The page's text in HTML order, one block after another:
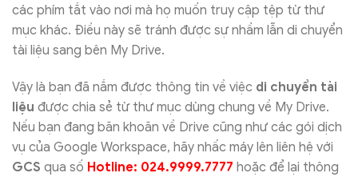
các phím tắt vào nơi mà họ muốn truy cập tệp từ thư
mục khác. Điều này sẽ tránh được sự nhầm lẫn di chuyển
tài liệu sang bên My Drive.
Vậy là bạn đã nắm được thông tin về việc di chuyển tài
liệu được chia sẻ từ thư mục dùng chung về My Drive.
Nếu bạn đang băn khoăn về Drive cũng như các gói dịch
vụ của Google Workspace, hãy nhấc máy lên liên hệ với
GCS qua số Hotline: 024.9999.7777 hoặc để lại thông